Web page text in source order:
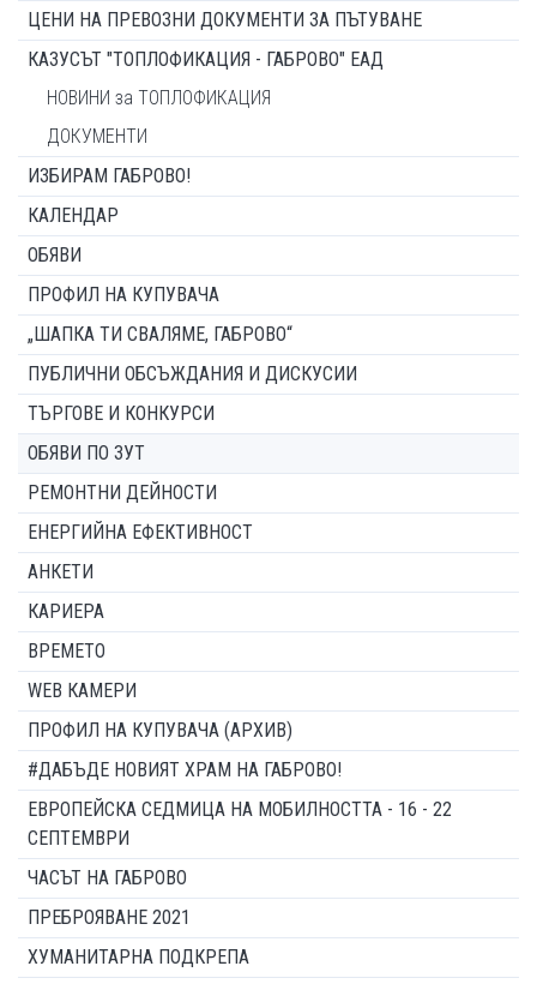
ЦЕНИ НА ПРЕВОЗНИ ДОКУМЕНТИ ЗА ПЪТУВАНЕ
КАЗУСЪТ "ТОПЛОФИКАЦИЯ - ГАБРОВО" ЕАД
НОВИНИ за ТОПЛОФИКАЦИЯ
ДОКУМЕНТИ
ИЗБИРАМ ГАБРОВО!
КАЛЕНДАР
ОБЯВИ
ПРОФИЛ НА КУПУВАЧА
„ШАПКА ТИ СВАЛЯМЕ, ГАБРОВО“
ПУБЛИЧНИ ОБСЪЖДАНИЯ И ДИСКУСИИ
ТЪРГОВЕ И КОНКУРСИ
ОБЯВИ ПО ЗУТ
РЕМОНТНИ ДЕЙНОСТИ
ЕНЕРГИЙНА ЕФЕКТИВНОСТ
АНКЕТИ
КАРИЕРА
ВРЕМЕТО
WEB КАМЕРИ
ПРОФИЛ НА КУПУВАЧА (АРХИВ)
#ДАБЪДЕ НОВИЯТ ХРАМ НА ГАБРОВО!
ЕВРОПЕЙСКА СЕДМИЦА НА МОБИЛНОСТТА - 16 - 22
СЕПТЕМВРИ
ЧАСЪТ НА ГАБРОВО
ПРЕБРОЯВАНЕ 2021
ХУМАНИТАРНА ПОДКРЕПА